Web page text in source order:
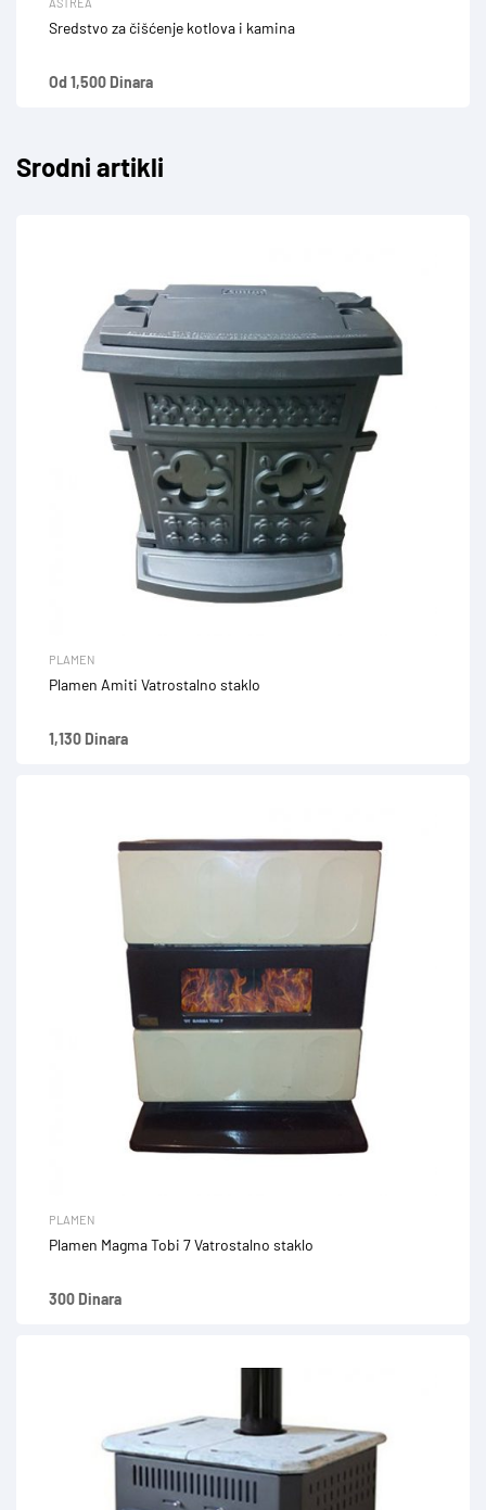
Sredstvo za čišćenje kotlova i kamina
Od 1,500 Dinara
Srodni artikli
PLAMEN
Plamen Amiti Vatrostalno staklo
1,130 Dinara
PLAMEN
Plamen Magma Tobi 7 Vatrostalno staklo
300 Dinara